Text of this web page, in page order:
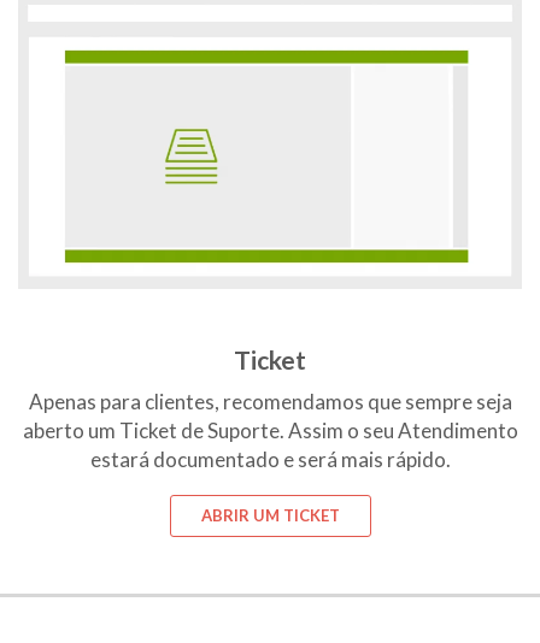
Ticket
Apenas para clientes, recomendamos que sempre seja
aberto um Ticket de Suporte. Assim o seu Atendimento
estará documentado e será mais rápido.
ABRIR UM TICKET